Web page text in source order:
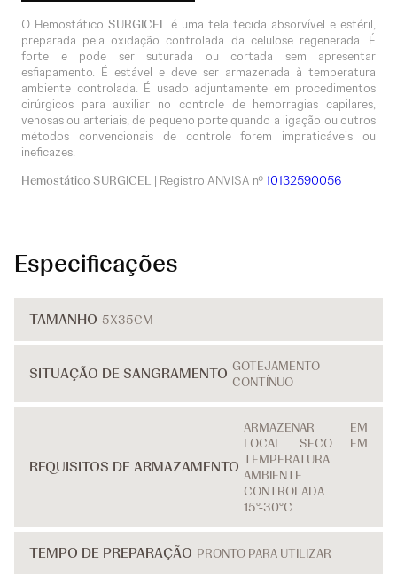
O Hemostático SURGICEL é uma tela tecida absorvível e estéril,
preparada pela oxidação controlada da celulose regenerada. É
forte e pode ser suturada ou cortada sem apresentar
esfiapamento. É estável e deve ser armazenada à temperatura
ambiente controlada. É usado adjuntamente em procedimentos
cirúrgicos para auxiliar no controle de hemorragias capilares,
venosas ou arteriais, de pequeno porte quando a ligação ou outros
métodos convencionais de controle forem impraticáveis ou
ineficazes.
Hemostático SURGICEL | Registro ANVISA nº10132590056
Especificações
TAMANHO 5X35CM
SITUAÇÃO DE SANGRAMENTO GOTEJAMENTO
CONTÍNUO
REQUISITOS DE ARMAZAMENTO
ARMAZENAR EM
LOCAL SECO EM
TEMPERATURA
AMBIENTE
CONTROLADA
15°-30°C
TEMPO DE PREPARAÇÃO PRONTO PARA UTILIZAR